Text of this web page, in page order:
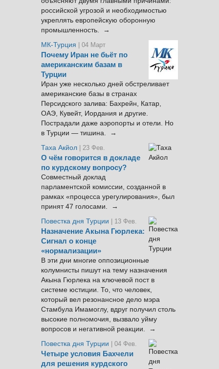
российской угрозой и необходимостью
укреплять европейскую оборонную
промышленность. →
МК-Турция
| 04 Март
Почему Иран не бьёт по
американским базам в
Турции
Иран уже несколько дней обстреливает
американские базы в странах
Персидского залива: Бахрейн, Катар,
ОАЭ, Кувейт, Иордания и другие.
Пострадали даже аэропорты и отели. Но
в Турции — тишина. →
Таха Акйол | 23 Фев.
О чём говорится в докладе
по курдскому вопросу?
Совместный доклад
парламентской комиссии, созданной в
рамках «процесса урегулирования», был
принят 47 голосами. →
Повестка дня Турции
| 13 Фев.
Назначение Акына Гюрлека:
Сигнал о конце
«нормализации»
В эти дни многие оппозиционные
колумнисты пишут на тему назначения
Акына Гюрлека на ключевой пост в
системе юстиции. То, что человек,
который вел резонансное дело мэра
Стамбула Имамоглу, вдруг получил столь
высокие полномочия, вызвало уйму
вопросов и негативной реакции. →
Повестка дня Турции
| 04 Фев.
Четыре условия Бахчели
для решения курдского